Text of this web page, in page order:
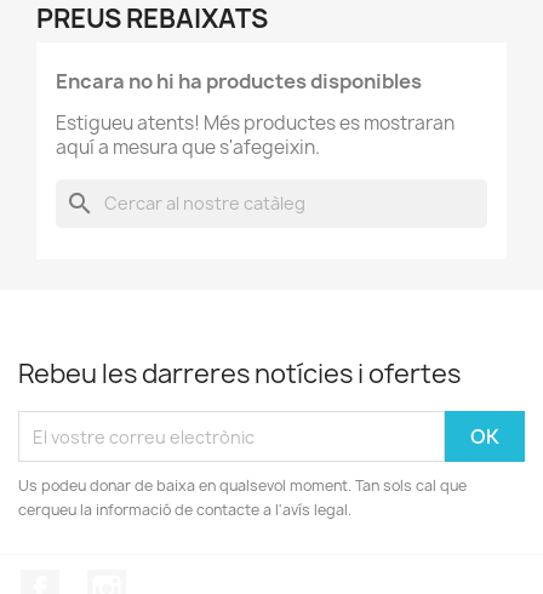
PREUS REBAIXATS
Encara no hi ha productes disponibles
Estigueu atents! Més productes es mostraran
aquí a mesura que s'afegeixin.
search
Rebeu les darreres notícies i ofertes
Us podeu donar de baixa en qualsevol moment. Tan sols cal que
cerqueu la informació de contacte a l'avís legal.